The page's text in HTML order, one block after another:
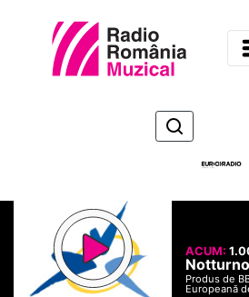
ACUM:
Notturno
Produs de
Europeană